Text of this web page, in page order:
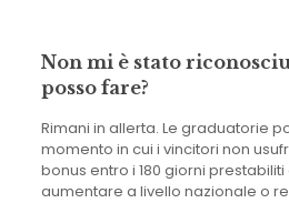
Non mi è stato
posso fare?
Rimani in allerta. Le graduatorie
momento in cui i vincitori non
bonus entro i 180 giorni
aumentare a livello nazionale o